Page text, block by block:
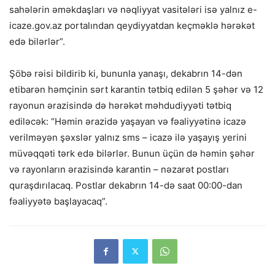
sahələrin əməkdaşları və nəqliyyat vasitələri isə yalnız e-
icaze.gov.az portalından qeydiyyatdan keçməklə hərəkət
edə bilərlər”.
Şöbə rəisi bildirib ki, bununla yanaşı, dekabrın 14-dən
etibarən həmçinin sərt karantin tətbiq edilən 5 şəhər və 12
rayonun ərazisində də hərəkət məhdudiyyəti tətbiq
ediləcək: “Həmin ərazidə yaşayan və fəaliyyətinə icazə
verilməyən şəxslər yalnız sms – icazə ilə yaşayış yerini
müvəqqəti tərk edə bilərlər. Bunun üçün də həmin şəhər
və rayonların ərazisində karantin – nəzarət postları
quraşdırılacaq. Postlar dekabrın 14-də saat 00:00-dan
fəaliyyətə başlayacaq”.